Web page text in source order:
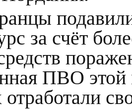
за счёт
ПВО этой
отработали